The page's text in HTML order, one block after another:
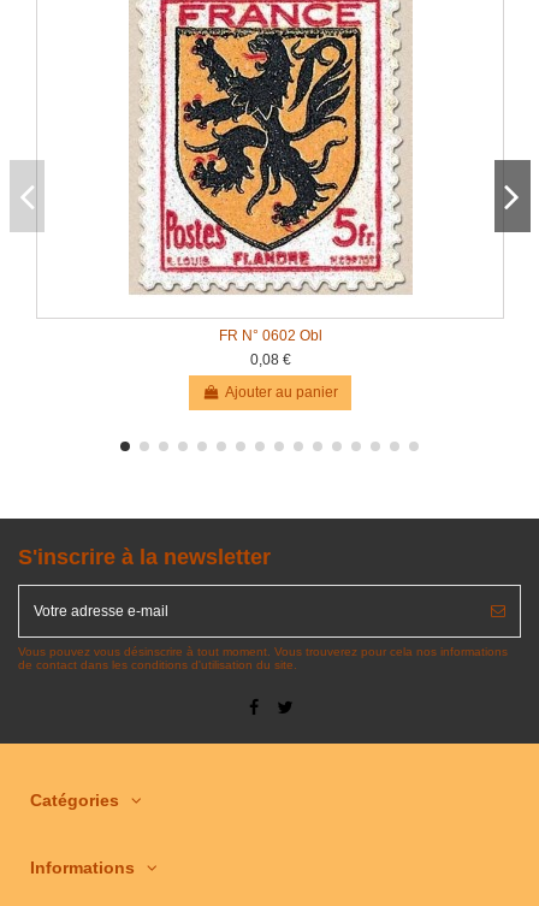
FR N° 0602 Obl
0,08 €
Ajouter au panier
S'inscrire à la newsletter
Vous pouvez vous désinscrire à tout moment. Vous trouverez pour cela nos informations
de contact dans les conditions d'utilisation du site.
Catégories
Informations